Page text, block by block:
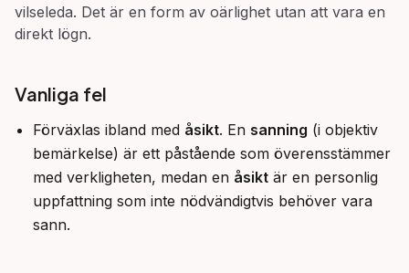
vilseleda. Det är en form av oärlighet utan att vara en
direkt lögn.
Vanliga fel
Förväxlas ibland med åsikt. En sanning (i objektiv
bemärkelse) är ett påstående som överensstämmer
med verkligheten, medan en åsikt är en personlig
uppfattning som inte nödvändigtvis behöver vara
sann.